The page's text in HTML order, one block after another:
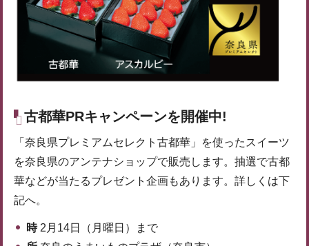
古都華PRキャンペーンを開催中!
「奈良県プレミアムセレクト古都華」を使ったスイーツ
を奈良県のアンテナショップで販売します。抽選で古都
華などが当たるプレゼント企画もあります。詳しくは下
記へ。
時2月14日（月曜日）まで